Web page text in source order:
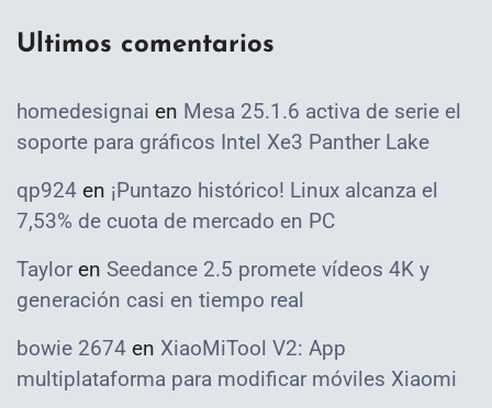
Ultimos comentarios
homedesignai en Mesa 25.1.6 activa de serie el
soporte para gráficos Intel Xe3 Panther Lake
qp924 en ¡Puntazo histórico! Linux alcanza el
7,53% de cuota de mercado en PC
Taylor en Seedance 2.5 promete vídeos 4K y
generación casi en tiempo real
bowie 2674 en XiaoMiTool V2: App
multiplataforma para modificar móviles Xiaomi